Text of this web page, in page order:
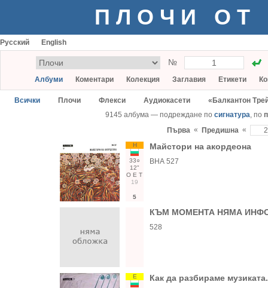
ПЛОЧИ ОТ
Русский English
№
Албуми Коментари Колекция Заглавия Етикети
Всички Плочи Флекси Аудиокасети
«Балкантон
9145 албума — подреждане по сигнатура, по
Първа « Предишна «
Н
33○
12"
О Е Т
19
5
Майстори на акордеона
ВНА 527
КЪМ МОМЕНТА НЯМА
528
Е Как да разбираме